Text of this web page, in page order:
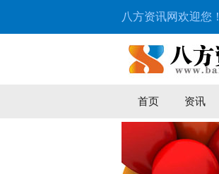
八方资讯网欢迎您！
首页 资讯